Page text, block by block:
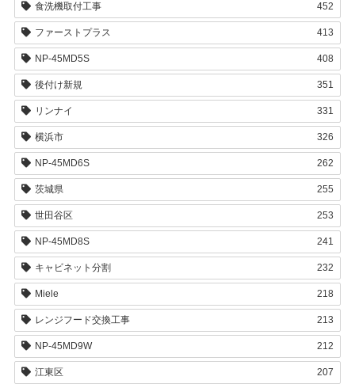
食洗機取付工事 452
ファーストプラス 413
NP-45MD5S 408
後付け新規 351
リンナイ 331
横浜市 326
NP-45MD6S 262
茨城県 255
世田谷区 253
NP-45MD8S 241
キャビネット分割 232
Miele 218
レンジフード交換工事 213
NP-45MD9W 212
江東区 207